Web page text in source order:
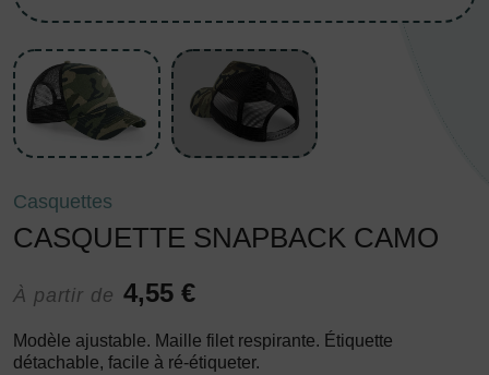
Casquettes
CASQUETTE SNAPBACK CAMO
À partir de 4,55 €
Modèle ajustable. Maille filet respirante. Étiquette
détachable, facile à ré-étiqueter.